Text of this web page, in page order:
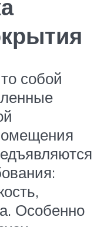
собой
Особенно